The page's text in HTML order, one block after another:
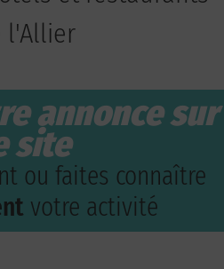
l'Allier
annonce sur
site
ou faites connaître
votre activité